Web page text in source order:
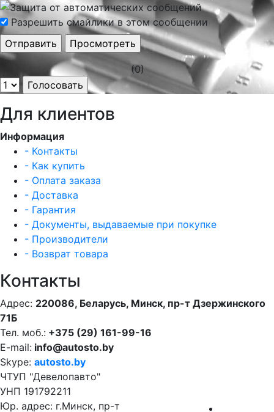
Разрешить смайлики в этом сообщении
(0)
Для клиентов
Информация
- Контакты
- Как купить
- Оплата заказа
- Доставка
- Гарантия
- Документы, выдаваемые при покупке
- Производители
- Возврат товара
Контакты
Адрес: 220086, Беларусь, Минск, пр-т Дзержинского
71Б
Тел. моб.: +375 (29) 161-99-16
E-mail: info@autosto.by
Skype: autosto.by
ЧТУП "Девелопавто"
УНП 191792211
Юр. адрес: г.Минск, пр-т